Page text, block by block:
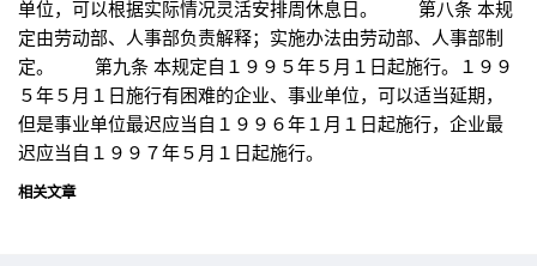
单位，可以根据实际情况灵活安排周休息日。 第八条 本规
定由劳动部、人事部负责解释；实施办法由劳动部、人事部制
定。 第九条 本规定自１９９５年５月１日起施行。１９９
５年５月１日施行有困难的企业、事业单位，可以适当延期，
但是事业单位最迟应当自１９９６年１月１日起施行，企业最
迟应当自１９９７年５月１日起施行。
相关文章